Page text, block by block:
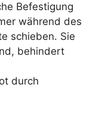
Befestigung
während des
schieben. Sie
behindert
durch